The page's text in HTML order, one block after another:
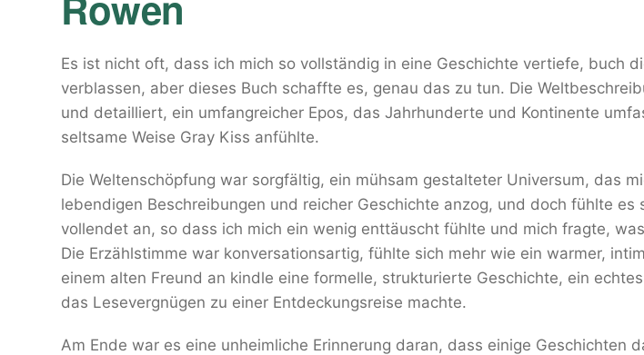
Es ist nicht oft, dass ich mich so vollständig in eine Geschichte vertiefe, buch
verblassen, aber dieses Buch schaffte es, genau das zu tun. Die
und detailliert, ein umfangreicher Epos, das Jahrhunderte und Kontinente
seltsame Weise Gray Kiss anfühlte.
Die Weltenschöpfung war sorgfältig, ein mühsam gestalteter Universum, das
lebendigen Beschreibungen und reicher Geschichte anzog, und doch fühlte es
vollendet an, so dass ich mich ein wenig enttäuscht fühlte und mich fragte,
Die Erzählstimme war konversationsartig, fühlte sich mehr wie ein warmer,
einem alten Freund an kindle eine formelle, strukturierte Geschichte, ein
das Lesevergnügen zu einer Entdeckungsreise machte.
Am Ende war es eine unheimliche Erinnerung daran, dass einige Geschichten